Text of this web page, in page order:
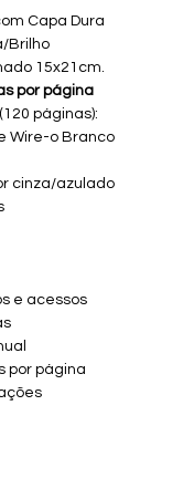
Capa Dura
Brilho
15x21cm.
por página
páginas):
Wire-o Branco
cinza/azulado
e acessos
por página